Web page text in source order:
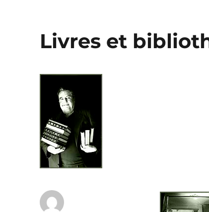
Livres et